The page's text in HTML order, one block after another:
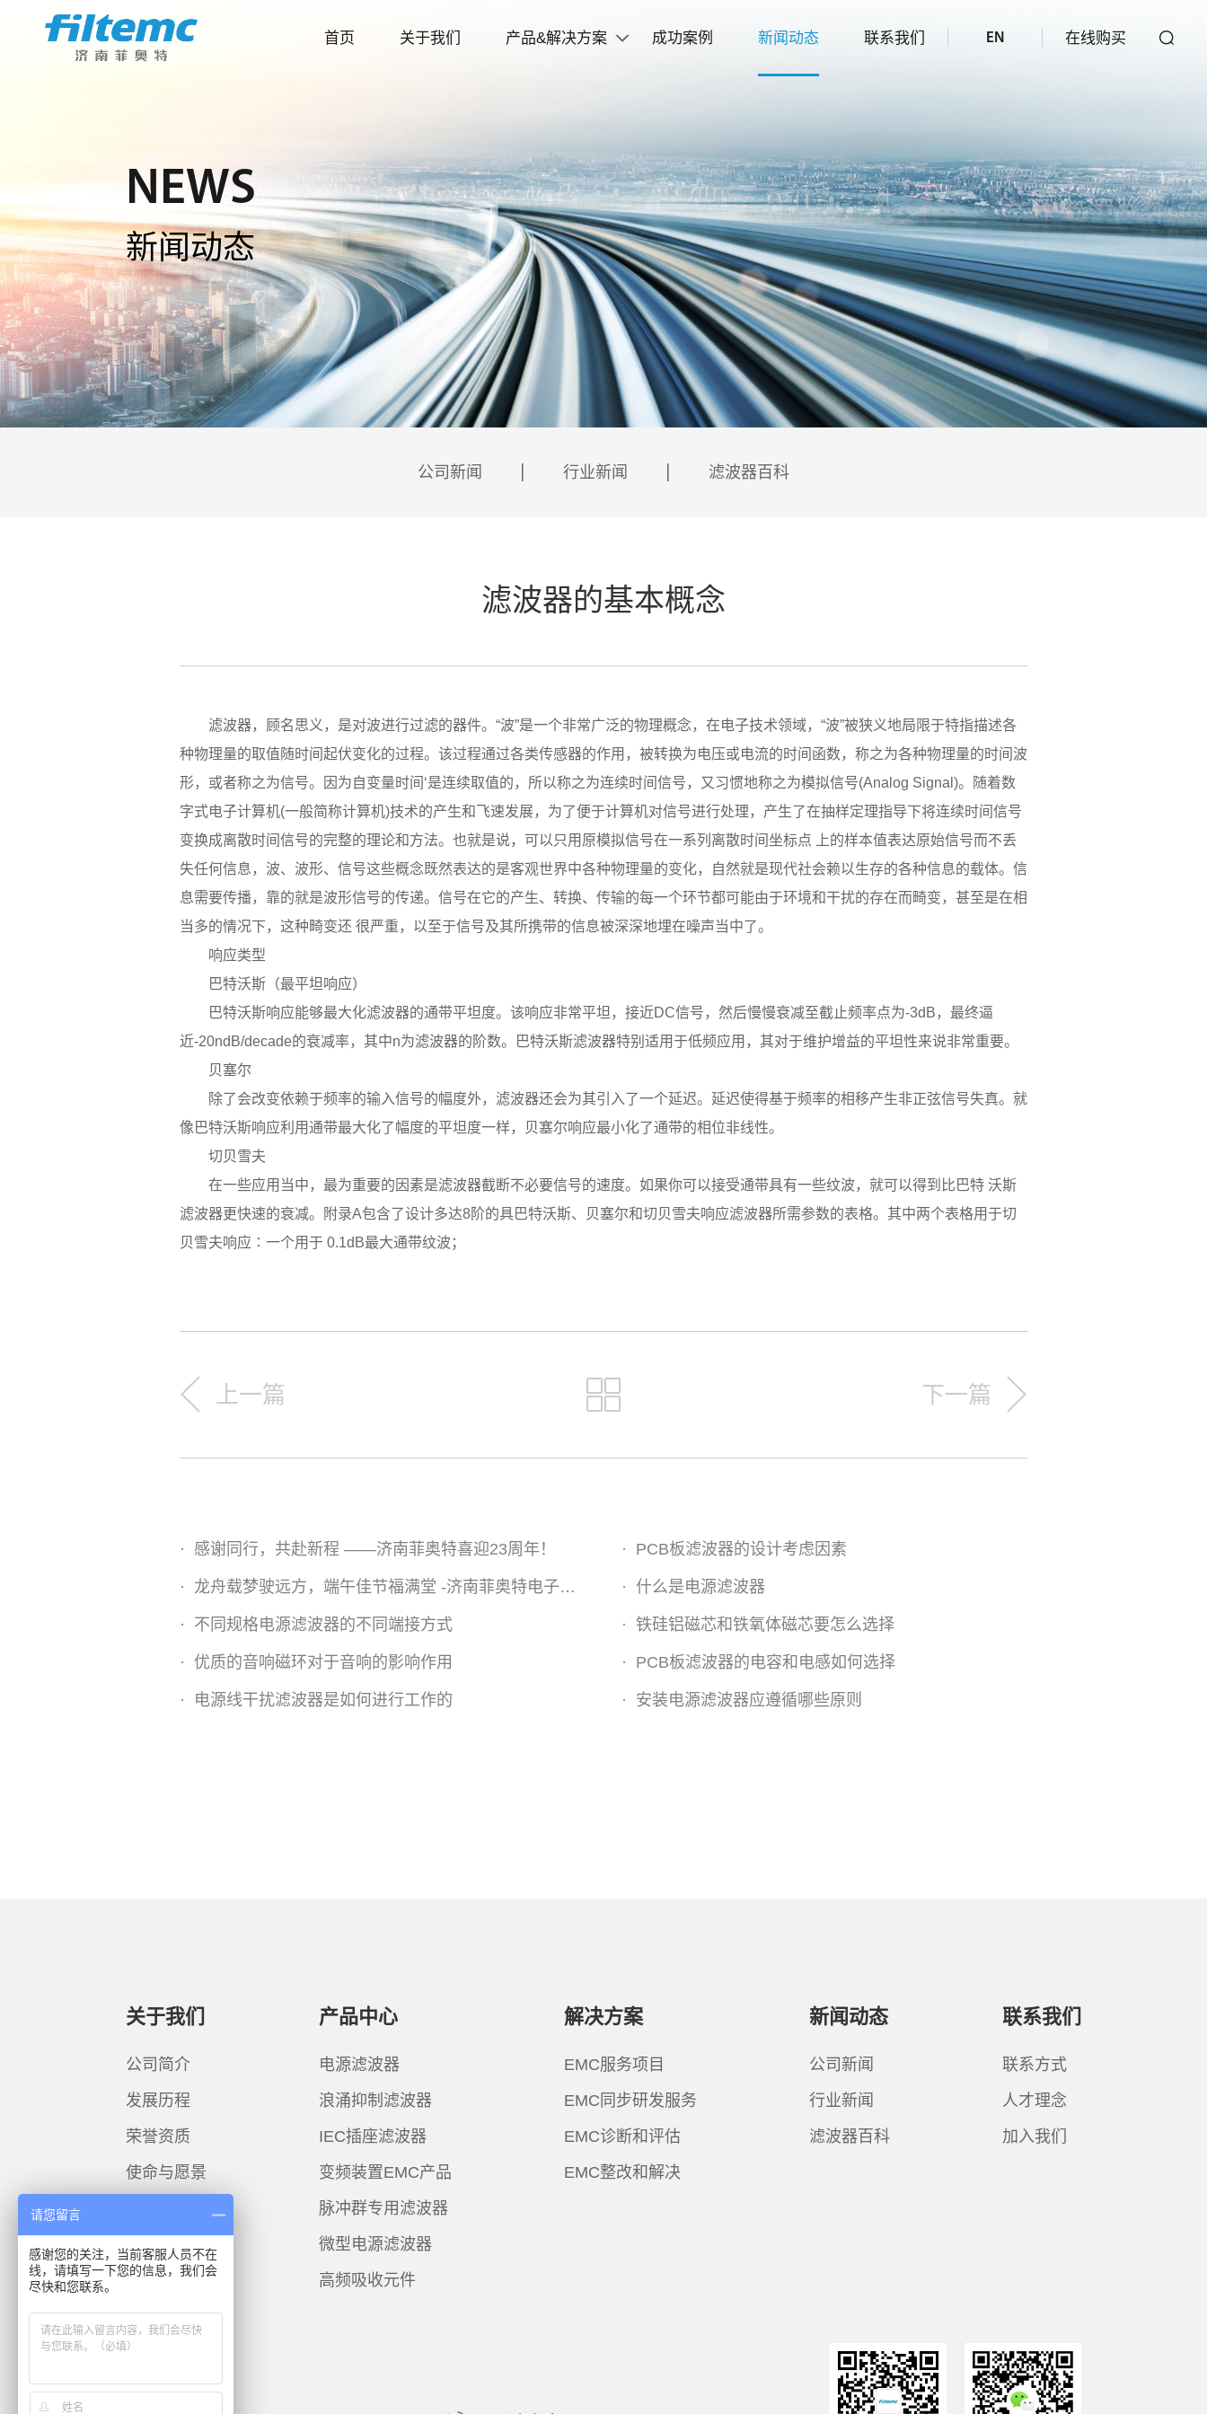
首页 关于我们 产品&解决方案 成功案例 新闻动态 联系我们 EN 在线购买
NEWS
新闻动态
公司新闻 行业新闻 滤波器百科
滤波器的基本概念
滤波器，顾名思义，是对波进行过滤的器件。“波”是一个非常广泛的物理概念，在电子技术领域，“波”被狭义地局限于特指描述各
种物理量的取值随时间起伏变化的过程。该过程通过各类传感器的作用，被转换为电压或电流的时间函数，称之为各种物理量的时间波
形，或者称之为信号。因为自变量时间‘是连续取值的，所以称之为连续时间信号，又习惯地称之为模拟信号(Analog Signal)。随着数
字式电子计算机(一般简称计算机)技术的产生和飞速发展，为了便于计算机对信号进行处理，产生了在抽样定理指导下将连续时间信号
变换成离散时间信号的完整的理论和方法。也就是说，可以只用原模拟信号在一系列离散时间坐标点 上的样本值表达原始信号而不丢
失任何信息，波、波形、信号这些概念既然表达的是客观世界中各种物理量的变化，自然就是现代社会赖以生存的各种信息的载体。信
息需要传播，靠的就是波形信号的传递。信号在它的产生、转换、传输的每一个环节都可能由于环境和干扰的存在而畸变，甚至是在相
当多的情况下，这种畸变还 很严重，以至于信号及其所携带的信息被深深地埋在噪声当中了。
响应类型
巴特沃斯（最平坦响应）
巴特沃斯响应能够最大化滤波器的通带平坦度。该响应非常平坦，接近DC信号，然后慢慢衰减至截止频率点为-3dB，最终逼
近-20ndB/decade的衰减率，其中n为滤波器的阶数。巴特沃斯滤波器特别适用于低频应用，其对于维护增益的平坦性来说非常重要。
贝塞尔
除了会改变依赖于频率的输入信号的幅度外，滤波器还会为其引入了一个延迟。延迟使得基于频率的相移产生非正弦信号失真。就
像巴特沃斯响应利用通带最大化了幅度的平坦度一样，贝塞尔响应最小化了通带的相位非线性。
切贝雪夫
在一些应用当中，最为重要的因素是滤波器截断不必要信号的速度。如果你可以接受通带具有一些纹波，就可以得到比巴特 沃斯
滤波器更快速的衰减。附录A包含了设计多达8阶的具巴特沃斯、贝塞尔和切贝雪夫响应滤波器所需参数的表格。其中两个表格用于切
贝雪夫响应∶一个用于 0.1dB最大通带纹波；
上一篇 下一篇
· 感谢同行，共赴新程 ——济南菲奥特喜迎23周年！ · PCB板滤波器的设计考虑因素
· 龙舟载梦驶远方，端午佳节福满堂 -济南菲奥特电子祝您端午安康 · 什么是电源滤波器
· 不同规格电源滤波器的不同端接方式 · 铁硅铝磁芯和铁氧体磁芯要怎么选择
· 优质的音响磁环对于音响的影响作用 · PCB板滤波器的电容和电感如何选择
· 电源线干扰滤波器是如何进行工作的 · 安装电源滤波器应遵循哪些原则
关于我们
公司简介
发展历程
荣誉资质
使命与愿景
产品中心
电源滤波器
浪涌抑制滤波器
IEC插座滤波器
变频装置EMC产品
脉冲群专用滤波器
微型电源滤波器
高频吸收元件
解决方案
EMC服务项目
EMC同步研发服务
EMC诊断和评估
EMC整改和解决
新闻动态
公司新闻
行业新闻
滤波器百科
联系我们
联系方式
人才理念
加入我们
联系菲奥特
请您留言
感谢您的关注，当前客服人员不在
线，请填写一下您的信息，我们会
尽快和您联系。